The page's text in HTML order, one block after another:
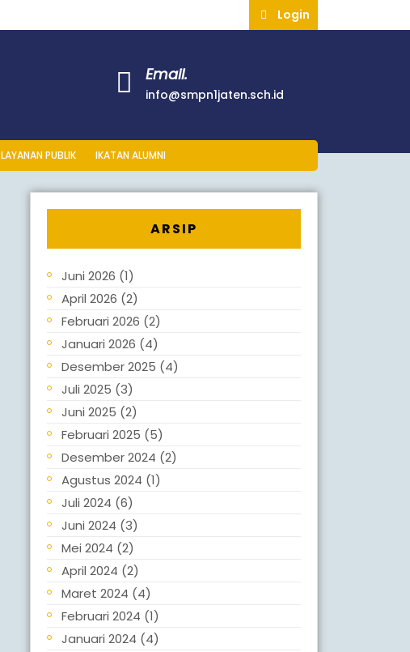
Login
Email.
info@smpn1jaten.sch.id
LAYANAN PUBLIK IKATAN ALUMNI
ARSIP
Juni 2026 (1)
April 2026 (2)
Februari 2026 (2)
Januari 2026 (4)
Desember 2025 (4)
Juli 2025 (3)
Juni 2025 (2)
Februari 2025 (5)
Desember 2024 (2)
Agustus 2024 (1)
Juli 2024 (6)
Juni 2024 (3)
Mei 2024 (2)
April 2024 (2)
Maret 2024 (4)
Februari 2024 (1)
Januari 2024 (4)